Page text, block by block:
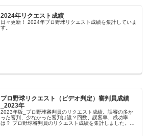
2024年リクエスト成績
日々更新！ 2024年プロ野球リクエスト成績を集計していま
す。
プロ野球リクエスト（ビデオ判定）審判員成績
_2023年
2023年版_プロ野球審判員のリクエスト成績。誤審の多か
った審判、少なかった審判は誰？回数、誤審率、成功率
は？ プロ野球審判員のリクエスト成績を集計しました。厳